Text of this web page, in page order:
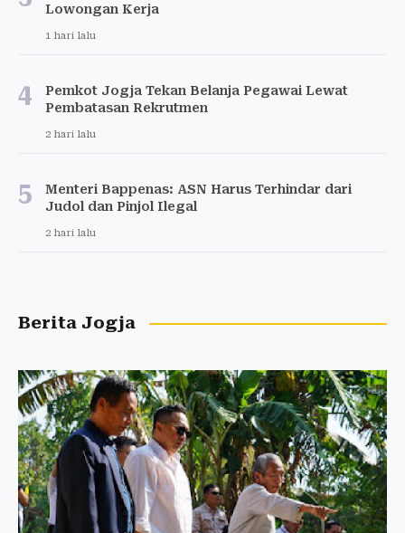
Lowongan Kerja
1 hari lalu
4
Pemkot Jogja Tekan Belanja Pegawai Lewat
Pembatasan Rekrutmen
2 hari lalu
5
Menteri Bappenas: ASN Harus Terhindar dari
Judol dan Pinjol Ilegal
2 hari lalu
Berita Jogja